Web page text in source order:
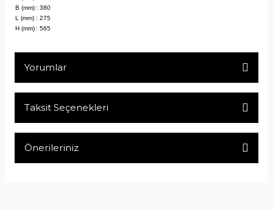
B (mm): 380
L (mm) : 275
H (mm): 565
Yorumlar
Taksit Seçenekleri
Önerileriniz